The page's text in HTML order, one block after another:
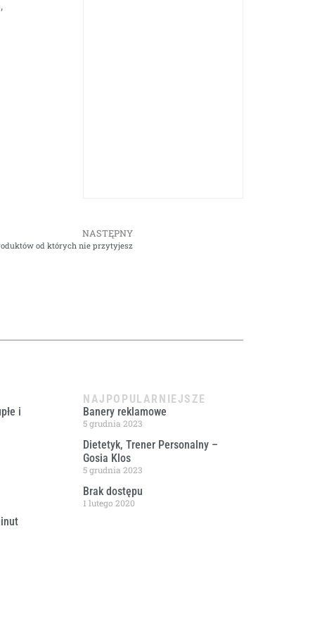
NASTĘPNY
od których nie przytyjesz
i
NAJPOPULARNIEJSZE
Banery reklamowe
5 grudnia 2023
Dietetyk, Trener Personalny –
Gosia Klos
5 grudnia 2023
Brak dostępu
1 lutego 2020